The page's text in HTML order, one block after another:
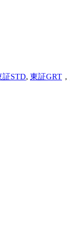
証STD, 東証GRT ，